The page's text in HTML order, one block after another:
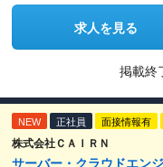
求人を見る
掲載終
NEW 正社員 面接情報有
株式会社ＣＡＩＲＮ
サーバー・クラウドエン